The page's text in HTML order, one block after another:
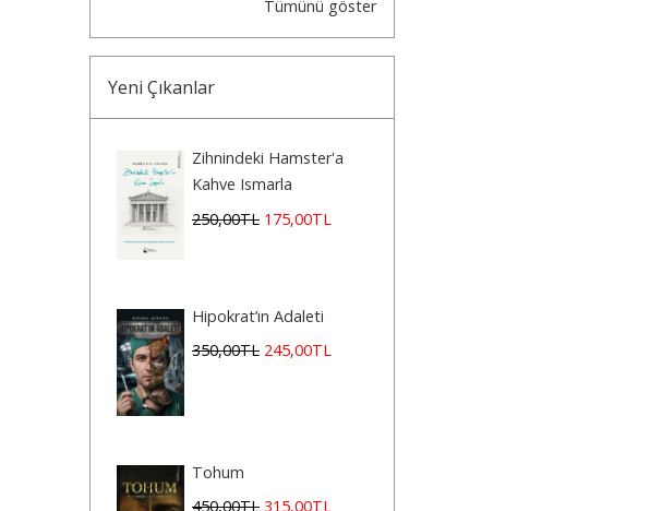
Tümünü göster
Yeni Çıkanlar
Zihnindeki Hamster'a
Kahve Ismarla
250,00TL 175,00TL
Hipokrat’ın Adaleti
350,00TL 245,00TL
Tohum
450,00TL 315,00TL